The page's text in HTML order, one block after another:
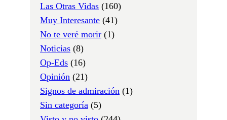
Las Otras Vidas (160)
Muy Interesante (41)
No te veré morir (1)
Noticias (8)
Op-Eds (16)
Opinión (21)
Signos de admiración (1)
Sin categoría (5)